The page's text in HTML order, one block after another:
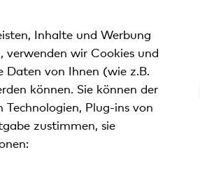
Impressum
Inhalte und Werbung
verwenden wir Cookies und
Daten von Ihnen (wie z.B.
können. Sie können der
Plug-ins von
zustimmen, sie